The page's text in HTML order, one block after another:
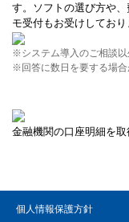
す。ソフトの選び方や
モ受付もお受けしており
※システム導入のご相談以
※回答に数日を要する場合
金融機関の口座明細を
個人情報保護方針